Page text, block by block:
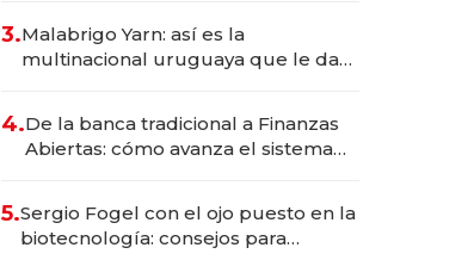
prepara apertura
3.Malabrigo Yarn: así es la
multinacional uruguaya que le da
4.De la banca tradicional a Finanzas
Abiertas: cómo avanza el sistema
5.Sergio Fogel con el ojo puesto en la
biotecnología: consejos para